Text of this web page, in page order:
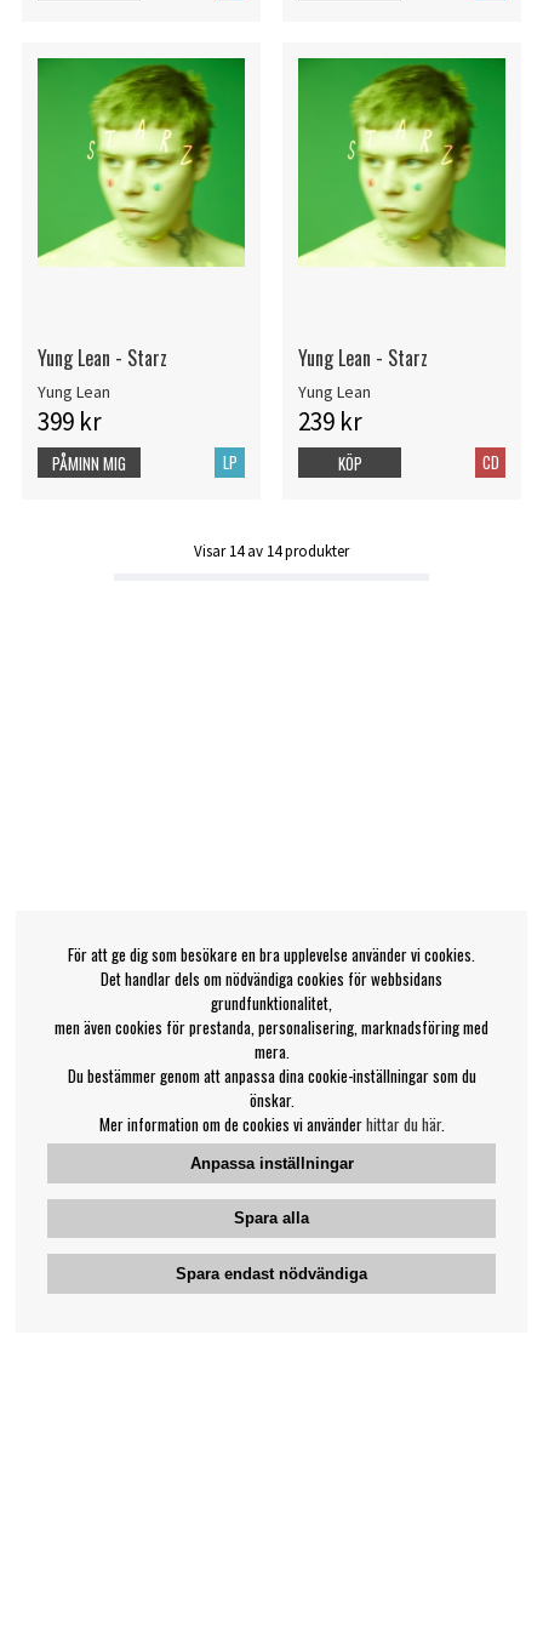
Yung Lean - Starz
Yung Lean
399 kr
LP
PÅMINN MIG
Yung Lean - Starz
Yung Lean
239 kr
CD
KÖP
Visar14av 14produkter
För att ge dig som besökare en bra upplevelse använder vi cookies.
Det handlar dels om nödvändiga cookies för webbsidans
grundfunktionalitet,
men även cookies för prestanda, personalisering, marknadsföring med
mera.
Du bestämmer genom att anpassa dina cookie-inställningar som du
önskar.
Mer information om de cookies vi använderhittar du här.
Anpassa inställningar
Spara alla
Spara endast nödvändiga